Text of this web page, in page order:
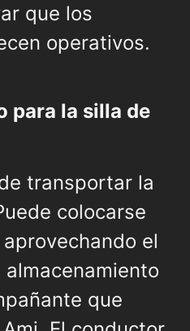
que los
operativos.
para la silla de
transportar la
colocarse
el
que